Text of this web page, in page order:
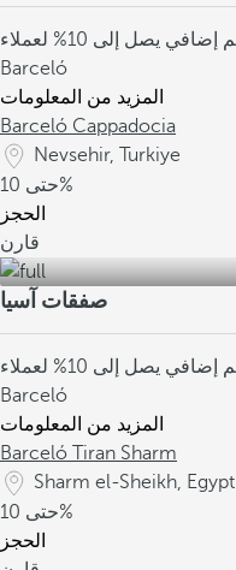
خصم إضافي يصل إلى 10% لعملاء My
Barceló
المزيد من المعلومات
Barceló Cappadocia
Nevsehir, Turkiye
حتى10%
الحجز
قارن
صفقات آسيا
خصم إضافي يصل إلى 10% لعملاء My
Barceló
المزيد من المعلومات
Barceló Tiran Sharm
Sharm el-Sheikh, Egypt
حتى10%
الحجز